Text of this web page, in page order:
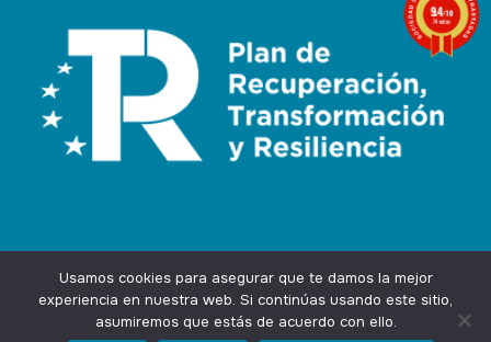
Design byAgencia Marketing OnlineIngenium.Marketing
Usamos cookies para asegurar que te damos la mejor
experiencia en nuestra web. Si continúas usando este sitio,
asumiremos que estás de acuerdo con ello.
9.4/10
74 notas